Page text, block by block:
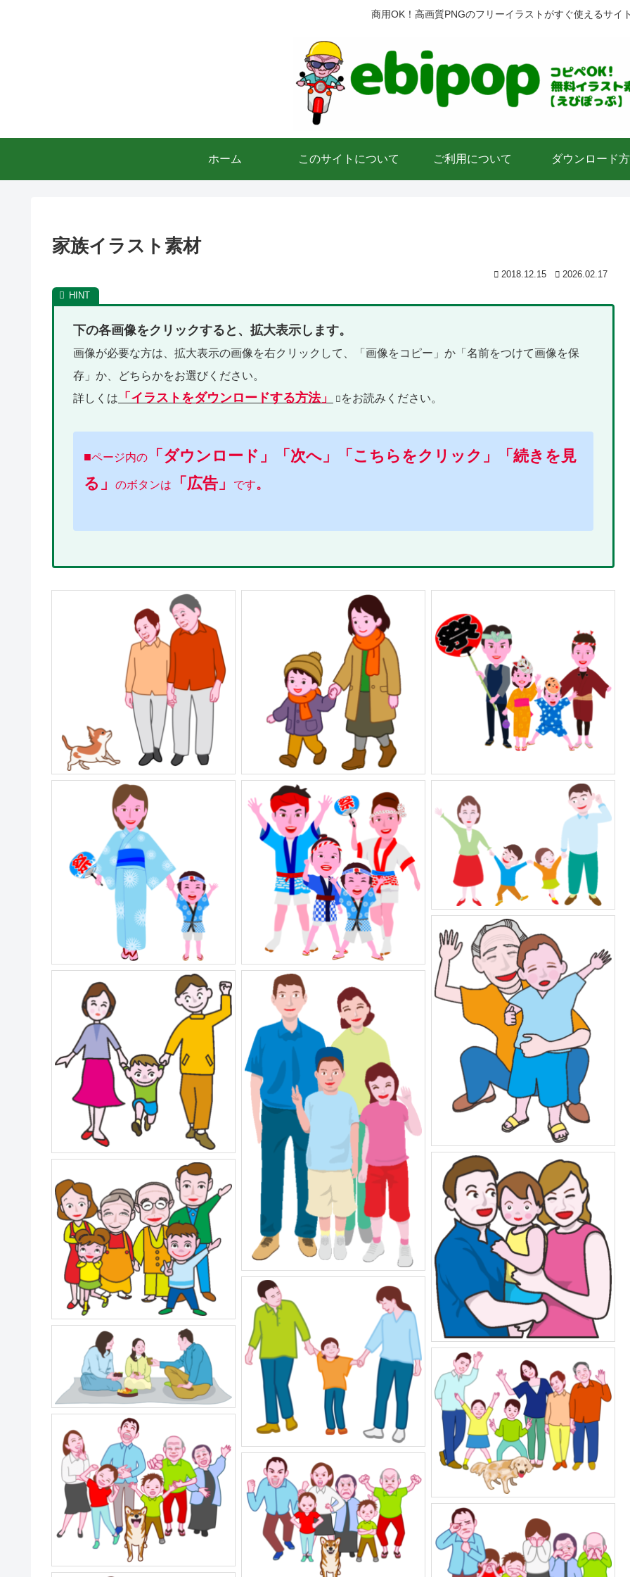
商用OK！高画質PNGのフリーイラストがすぐ使えるサイ
ホーム このサイトについて ご利用について ダウンロード
家族イラスト素材
2018.12.15 2026.02.17
下の各画像をクリックすると、拡大表示します。
画像が必要な方は、拡大表示の画像を右クリックして、「画像をコピー」か「名前をつけて画像を保
存」か、どちらかをお選びください。
詳しくは
「イラストをダウンロードする方法」 をお読みください。
■ページ内の 「ダウンロード」「次へ」「こちらをクリック」
「続きを見
る」
のボタンは 「広告」 です。